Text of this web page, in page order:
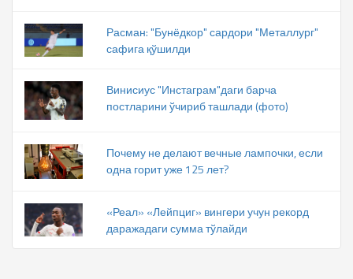
Расман: "Бунёдкор" сардори "Металлург"
сафига қўшилди
Винисиус "Инстаграм"даги барча
постларини ўчириб ташлади (фото)
Почему не делают вечные лампочки, если
одна горит уже 125 лет?
«Реал» «Лейпциг» вингери учун рекорд
даражадаги сумма тўлайди